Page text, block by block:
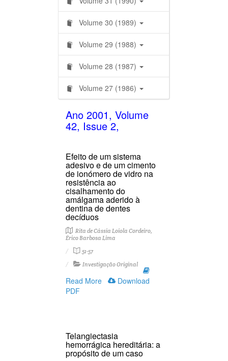
Volume 30 (1989)
Volume 29 (1988)
Volume 28 (1987)
Volume 27 (1986)
Ano 2001, Volume
42, Issue 2,
Efeito de um sistema
adesivo e de um cimento
de ionómero de vidro na
resistência ao
cisalhamento do
amálgama aderido à
dentina de dentes
decíduos
Rita de Cássia Loiola Cordeiro,
Érico Barbosa Lima
51-57
Investigação Original
Read More
Download
PDF
Telangiectasia
hemorrágica hereditária: a
propósito de um caso